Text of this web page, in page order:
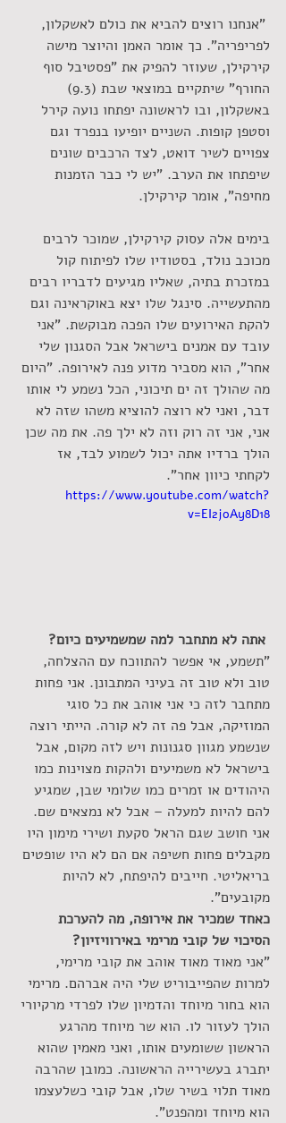
"אנחנו רוצים להביא את כולם לאשקלון,
לפריפריה". כך אומר האמן והיוצר מישה
קירקילן, שעוזר להפיק את "פסטיבל סוף
החורף" שיתקיים במוצאי שבת (9.3)
באשקלון, ובו לראשונה יפתחו נועה קירל
וסטפן קופות. השניים יופיעו בנפרד וגם
צפויים לשיר דואט, לצד הרכבים שונים
שיפתחו את הערב. "יש לי כבר הזמנות
מחיפה", אומר קירקילן.
בימים אלה עסוק קירקילן, שמוכר לרבים
מכוכב נולד, בסטודיו שלו לפיתוח קול
במזכרת בתיה, שאליו מגיעים לדבריו רבים
מהתעשייה. סינגל שלו יצא באוקראינה וגם
להקת האירועים שלו הפכה מבוקשת. "אני
עובד עם אמנים בישראל אבל הסגנון שלי
אחר", הוא מסביר מדוע פנה לאירופה. "היום
מה שהולך זה ים תיכוני, הכל נשמע לי אותו
דבר, ואני לא רוצה להוציא משהו שזה לא
אני, אני זה רוק וזה לא ילך פה. את מה שכן
הולך ברדיו אתה יכול לשמוע לבד, אז
לקחתי כיוון אחר".
https://www.youtube.com/watch?
v=EI2joAy8D18
אתה לא מתחבר למה שמשמיעים כיום?
"תשמע, אי אפשר להתווכח עם ההצלחה,
טוב ולא טוב זה בעיני המתבונן. אני פחות
מתחבר לזה כי אני אוהב את כל סוגי
המוזיקה, אבל פה זה לא קורה. הייתי רוצה
שנשמע מגוון סגנונות ויש לזה מקום, אבל
בישראל לא משמיעים ולהקות מצוינות כמו
היהודים או זמרים כמו שלומי שבן, שמגיע
להם להיות למעלה – אבל לא נמצאים שם.
אני חושב שגם הראל סקעת ושירי מימון היו
מקבלים פחות חשיפה אם הם לא היו שופטים
בריאליטי. חייבים להיפתח, לא להיות
מקובעים".
כאחד שמכיר את אירופה, מה להערכת
הסיכוי של קובי מרימי באירוויזיון?
"אני מאוד מאוד אוהב את קובי מרימי,
למרות שהפייבוריט שלי היה אברהם. מרימי
הוא בחור מיוחד והדמיון שלו לפרדי מרקיורי
הולך לעזור לו. הוא שר מיוחד מהרגע
הראשון ששומעים אותו, ואני מאמין שהוא
יתברג בעשירייה הראשונה. כמובן שהרבה
מאוד תלוי בשיר שלו, אבל קובי כשלעצמו
הוא מיוחד ומהפנט".